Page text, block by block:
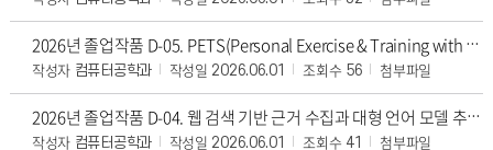
2026년 졸업작품 D-05. PETS(Personal Exercise & Training with petS)
작성자 컴퓨터공학과 작성일 2026.06.01 조회수 56 첨부파일
2026년 졸업작품 D-04. 웹 검색 기반 근거 수집과 대형 언어 모델 추론을 결합한 오픈 도메인 사실 검증 시스템의 설계 및 구현[우수상]
작성자 컴퓨터공학과 작성일 2026.06.01 조회수 41 첨부파일